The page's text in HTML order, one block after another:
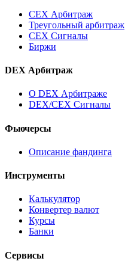
CEX Арбитраж
Треугольный арбитраж
CEX Сигналы
Биржи
DEX Арбитраж
О DEX Арбитраже
DEX/CEX Сигналы
Фьючерсы
Описание фандинга
Инструменты
Калькулятор
Конвертер валют
Курсы
Банки
Сервисы